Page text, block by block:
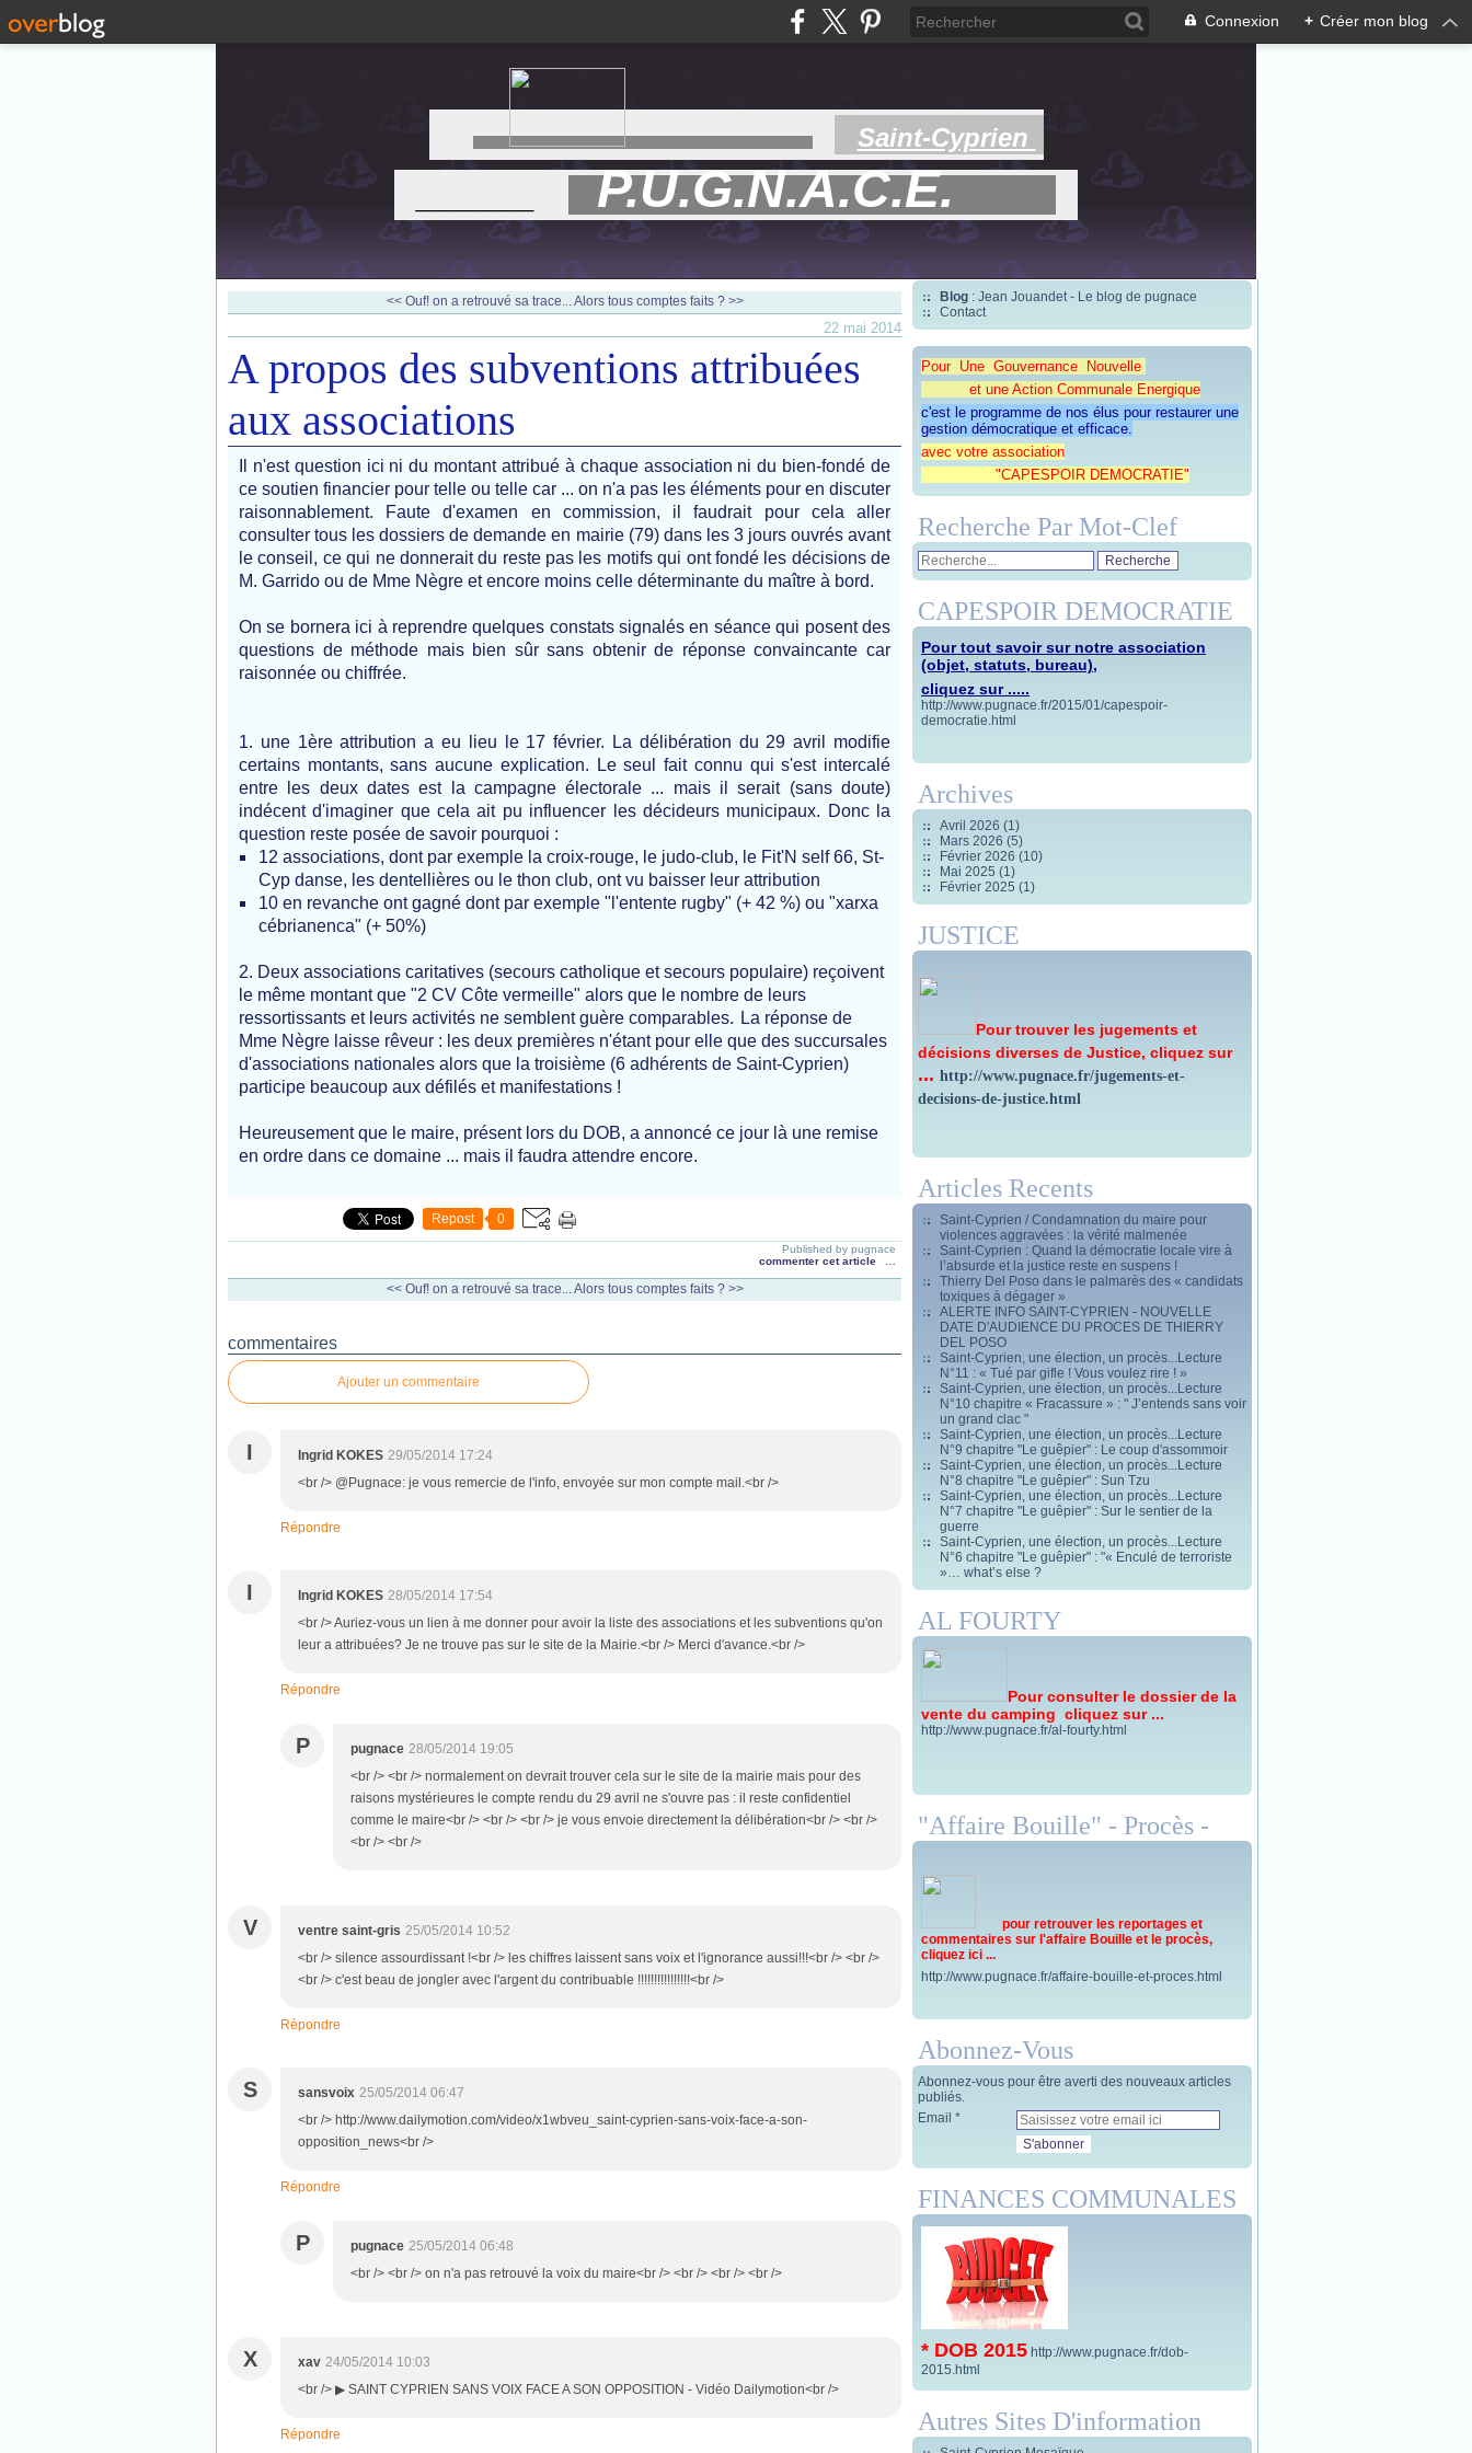
Connexion + Créer mon blog
Saint-Cyprien
P.U.G.N.A.C.E.
<< Ouf! on a retrouvé sa trace...Alors tous comptes faits ? >>
22 mai 2014
A propos des subventions attribuées
aux associations
Il n'est question ici ni du montant attribué à chaque association ni du bien-fondé de
ce soutien financier pour telle ou telle car ... on n'a pas les éléments pour en discuter
raisonnablement. Faute d'examen en commission, il faudrait pour cela aller
consulter tous les dossiers de demande en mairie (79) dans les 3 jours ouvrés avant
le conseil, ce qui ne donnerait du reste pas les motifs qui ont fondé les décisions de
M. Garrido ou de Mme Nègre et encore moins celle déterminante du maître à bord.
On se bornera ici à reprendre quelques constats signalés en séance qui posent des
questions de méthode mais bien sûr sans obtenir de réponse convaincante car
raisonnée ou chiffrée.
1. une 1ère attribution a eu lieu le 17 février. La délibération du 29 avril modifie
certains montants, sans aucune explication. Le seul fait connu qui s'est intercalé
entre les deux dates est la campagne électorale ... mais il serait (sans doute)
indécent d'imaginer que cela ait pu influencer les décideurs municipaux. Donc la
question reste posée de savoir pourquoi :
12 associations, dont par exemple la croix-rouge, le judo-club, le Fit'N self 66, St-
Cyp danse, les dentellières ou le thon club, ont vu baisser leur attribution
10 en revanche ont gagné dont par exemple "l'entente rugby" (+ 42 %) ou "xarxa
cébrianenca" (+ 50%)
2. Deux associations caritatives (secours catholique et secours populaire) reçoivent
le même montant que "2 CV Côte vermeille" alors que le nombre de leurs
ressortissants et leurs activités ne semblent guère comparables. La réponse de
Mme Nègre laisse rêveur : les deux premières n'étant pour elle que des succursales
d'associations nationales alors que la troisième (6 adhérents de Saint-Cyprien)
participe beaucoup aux défilés et manifestations !
Heureusement que le maire, présent lors du DOB, a annoncé ce jour là une remise
en ordre dans ce domaine ... mais il faudra attendre encore.
Repost 0
Published by pugnace
commenter cet article
<< Ouf! on a retrouvé sa trace...Alors tous comptes faits ? >>
commentaires
Ajouter un commentaire
I Ingrid KOKES 29/05/2014 17:24
<br /> @Pugnace: je vous remercie de l'info, envoyée sur mon compte mail.<br />
Répondre
I Ingrid KOKES 28/05/2014 17:54
<br /> Auriez-vous un lien à me donner pour avoir la liste des associations et les subventions qu'on
leur a attribuées? Je ne trouve pas sur le site de la Mairie.<br /> Merci d'avance.<br />
Répondre
P pugnace 28/05/2014 19:05
<br /> <br /> normalement on devrait trouver cela sur le site de la mairie mais pour des
raisons mystérieures le compte rendu du 29 avril ne s'ouvre pas : il reste confidentiel
comme le maire<br /> <br /> <br /> je vous envoie directement la délibération<br /> <br />
<br /> <br />
V ventre saint-gris 25/05/2014 10:52
<br /> silence assourdissant !<br /> les chiffres laissent sans voix et l'ignorance aussi!!!<br /> <br />
<br /> c'est beau de jongler avec l'argent du contribuable !!!!!!!!!!!!!!!!<br />
Répondre
S sansvoix 25/05/2014 06:47
<br /> http://www.dailymotion.com/video/x1wbveu_saint-cyprien-sans-voix-face-a-son-
opposition_news<br />
Répondre
P pugnace 25/05/2014 06:48
<br /> <br /> on n'a pas retrouvé la voix du maire<br /> <br /> <br /> <br />
X xav 24/05/2014 10:03
<br /> ▶ SAINT CYPRIEN SANS VOIX FACE A SON OPPOSITION - Vidéo Dailymotion<br />
Répondre
Blog : Jean Jouandet - Le blog de pugnace
Contact
Pour Une Gouvernance Nouvelle
et une Action Communale Energique
c'est le programme de nos élus pour restaurer une
gestion démocratique et efficace.
avec votre association
"CAPESPOIR DEMOCRATIE"
Recherche Par Mot-Clef
CAPESPOIR DEMOCRATIE
Pour tout savoir sur notre association
(objet, statuts, bureau),
cliquez sur .....
http://www.pugnace.fr/2015/01/capespoir-
democratie.html
Archives
Avril 2026 (1)
Mars 2026 (5)
Février 2026 (10)
Mai 2025 (1)
Février 2025 (1)
JUSTICE
Pour trouver les jugements et
décisions diverses de Justice, cliquez sur
... http://www.pugnace.fr/jugements-et-
decisions-de-justice.html
Articles Recents
Saint-Cyprien / Condamnation du maire pour
violences aggravées : la vérité malmenée
Saint-Cyprien : Quand la démocratie locale vire à
l’absurde et la justice reste en suspens !
Thierry Del Poso dans le palmarès des « candidats
toxiques à dégager »
ALERTE INFO SAINT-CYPRIEN - NOUVELLE
DATE D'AUDIENCE DU PROCES DE THIERRY
DEL POSO
Saint-Cyprien, une élection, un procès...Lecture
N°11 : « Tué par gifle ! Vous voulez rire ! »
Saint-Cyprien, une élection, un procès...Lecture
N°10 chapitre « Fracassure » : " J’entends sans voir
un grand clac "
Saint-Cyprien, une élection, un procès...Lecture
N°9 chapitre "Le guêpier" : Le coup d'assommoir
Saint-Cyprien, une élection, un procès...Lecture
N°8 chapitre "Le guêpier" : Sun Tzu
Saint-Cyprien, une élection, un procès...Lecture
N°7 chapitre "Le guêpier" : Sur le sentier de la
guerre
Saint-Cyprien, une élection, un procès...Lecture
N°6 chapitre "Le guêpier" : "« Enculé de terroriste
»… what’s else ?
AL FOURTY
Pour consulter le dossier de la
vente du camping cliquez sur ...
http://www.pugnace.fr/al-fourty.html
"Affaire Bouille" - Procès -
pour retrouver les reportages et
commentaires sur l'affaire Bouille et le procès,
cliquez ici ...
http://www.pugnace.fr/affaire-bouille-et-proces.html
Abonnez-Vous
Abonnez-vous pour être averti des nouveaux articles
publiés.
Email
FINANCES COMMUNALES
* DOB 2015 http://www.pugnace.fr/dob-
2015.html
Autres Sites D'information